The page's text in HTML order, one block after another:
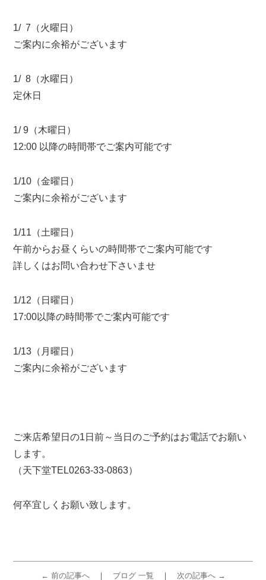
1/ 7（火曜日）
ご案内に余裕がございます
1/ 8（水曜日）
定休日
1/ 9（木曜日）
12:00 以降の時間帯でご案内可能です
1/10（金曜日）
ご案内に余裕がございます
1/11（土曜日）
午前からお昼くらいの時間帯でご案内可能です
詳しくはお問い合わせ下さいませ
1/12（日曜日）
17:00以降の時間帯でご案内可能です
1/13（月曜日）
ご案内に余裕がございます
ご来店希望日の1日前～当日のご予約はお電話でお願い
します。
（天下堂TEL0263-33-0863）
何卒宜しくお願い致します。
← 前の記事へ ブログ 一覧 次の記事へ →